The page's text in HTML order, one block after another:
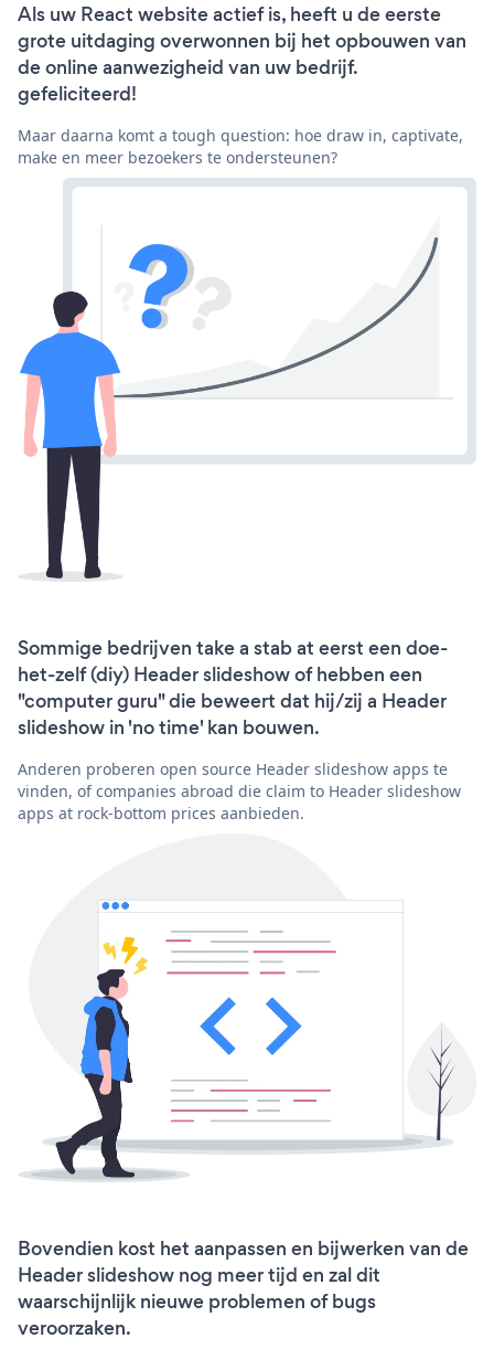
Als uw React website actief is, heeft u de eerste
grote uitdaging overwonnen bij het opbouwen van
de online aanwezigheid van uw bedrijf.
gefeliciteerd!
Maar daarna komt a tough question: hoe draw in, captivate,
make en meer bezoekers te ondersteunen?
Sommige bedrijven take a stab at eerst een doe-
het-zelf (diy) Header slideshow of hebben een
"computer guru" die beweert dat hij/zij a Header
slideshow in 'no time' kan bouwen.
Anderen proberen open source Header slideshow apps te
vinden, of companies abroad die claim to Header slideshow
apps at rock-bottom prices aanbieden.
Bovendien kost het aanpassen en bijwerken van de
Header slideshow nog meer tijd en zal dit
waarschijnlijk nieuwe problemen of bugs
veroorzaken.